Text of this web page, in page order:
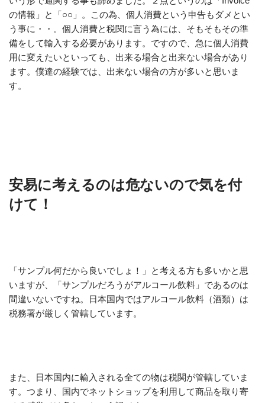
の情報」と「○○」。この為、個人消費という申告もダメとい
う事に・・。個人消費と税関に言う為には、そもそもその準
備をして輸入する必要があります。ですので、急に個人消費
用に変えたいといっても、出来る場合と出来ない場合があり
ます。僕達の経験では、出来ない場合の方が多いと思いま
す。
安易に考えるのは危ないので気を付
けて！
「サンプル何だから良いでしょ！」と考える方も多いかと思
いますが、「サンプルだろうがアルコール飲料」であるのは
間違いないですね。日本国内ではアルコール飲料（酒類）は
税務署が厳しく管轄しています。
また、日本国内に輸入される全ての物は税関が管轄していま
す。つまり、国内でネットショップを利用して商品を取り寄